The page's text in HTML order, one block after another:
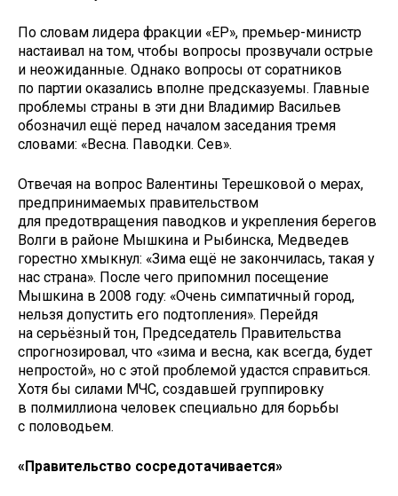
По словам лидера фракции «ЕР», премьер-министр
настаивал на том, чтобы вопросы прозвучали острые
и неожиданные. Однако вопросы от соратников
по партии оказались вполне предсказуемы. Главные
проблемы страны в эти дни Владимир Васильев
обозначил ещё перед началом заседания тремя
словами: «Весна. Паводки. Сев».
Отвечая на вопрос Валентины Терешковой о мерах,
предпринимаемых правительством
для предотвращения паводков и укрепления берегов
Волги в районе Мышкина и Рыбинска, Медведев
горестно хмыкнул: «Зима ещё не закончилась, такая у
нас страна». После чего припомнил посещение
Мышкина в 2008 году: «Очень симпатичный город,
нельзя допустить его подтопления». Перейдя
на серьёзный тон, Председатель Правительства
спрогнозировал, что «зима и весна, как всегда, будет
непростой», но с этой проблемой удастся справиться.
Хотя бы силами МЧС, создавшей группировку
в полмиллиона человек специально для борьбы
с половодьем.
«Правительство сосредотачивается»